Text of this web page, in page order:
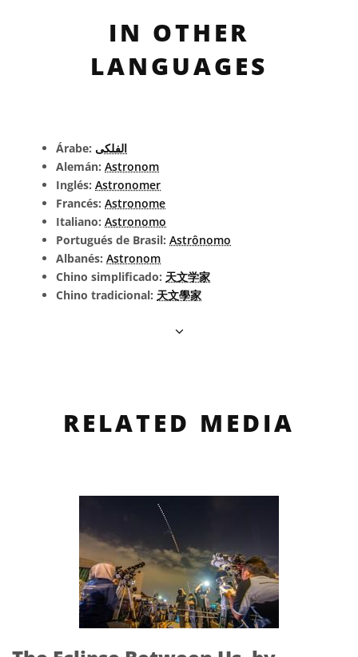
IN OTHER
LANGUAGES
Árabe: الفلكى
Alemán: Astronom
Inglés: Astronomer
Francés: Astronome
Italiano: Astronomo
Portugués de Brasil: Astrônomo
Albanés: Astronom
Chino simplificado: 天文学家
Chino tradicional: 天文學家
RELATED MEDIA